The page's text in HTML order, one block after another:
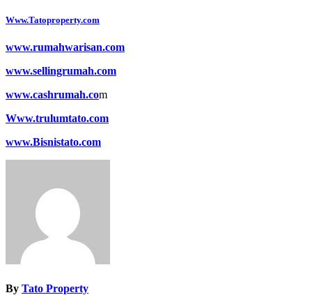
Www.Tatoproperty.com
www.rumahwarisan.com
www.sellingrumah.com
www.cashrumah.com
Www.trulumtato.com
www.Bisnistato.com
By Tato Property